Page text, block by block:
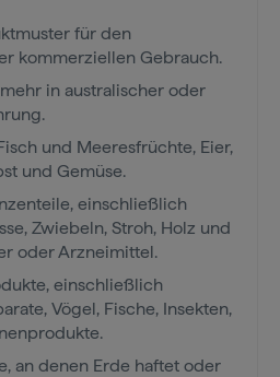
für den
kommerziellen Gebrauch.
in australischer oder
und Meeresfrüchte, Eier,
und Gemüse.
einschließlich
Zwiebeln, Stroh, Holz und
oder Arzneimittel.
einschließlich
Vögel, Fische, Insekten,
an denen Erde haftet oder